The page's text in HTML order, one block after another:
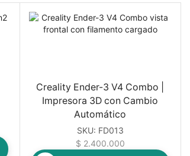
Creality Ender-3 V4 Combo |
Impresora 3D con Cambio
Automático
SKU: FD013
$ 2.400.000